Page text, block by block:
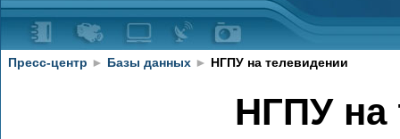
Пресс-центр ► Базы данных ► НГПУ на телевидении
НГПУ на